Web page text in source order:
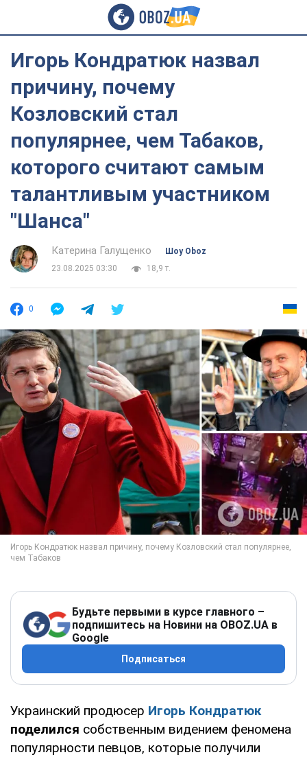
Игорь Кондратюк назвал
причину, почему
Козловский стал
популярнее, чем Табаков,
которого считают самым
талантливым участником
"Шанса"
Катерина Галущенко
Шоу Oboz
23.08.2025 03:30
18,9 т.
0
Будьте первыми в курсе главного –
подпишитесь на Новини на OBOZ.UA в
Google
Подписаться
Украинский продюсер Игорь Кондратюк
поделился собственным видением феномена
популярности певцов, которые получили